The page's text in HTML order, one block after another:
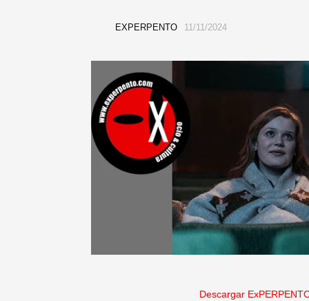
EXPERPENTO 11/11/2024
Descargar